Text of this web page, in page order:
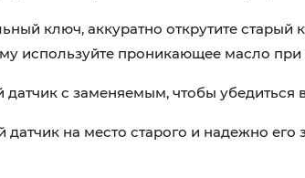
ключ, аккуратно открутите старый
используйте проникающее масло
с заменяемым, чтобы убедиться
датчик на место старого и надежно его